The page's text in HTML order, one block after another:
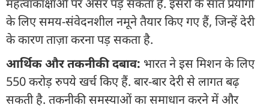
के लिए समय-संवेदनशील नमूने तैयार किए गए हैं, जिन्हें देरी
के कारण ताज़ा करना पड़ सकता है.
आर्थिक और तकनीकी दबाव: भारत ने इस मिशन के लिए
550 करोड़ रुपये खर्च किए हैं. बार-बार देरी से लागत बढ़
सकती है. तकनीकी समस्याओं का समाधान करने में और